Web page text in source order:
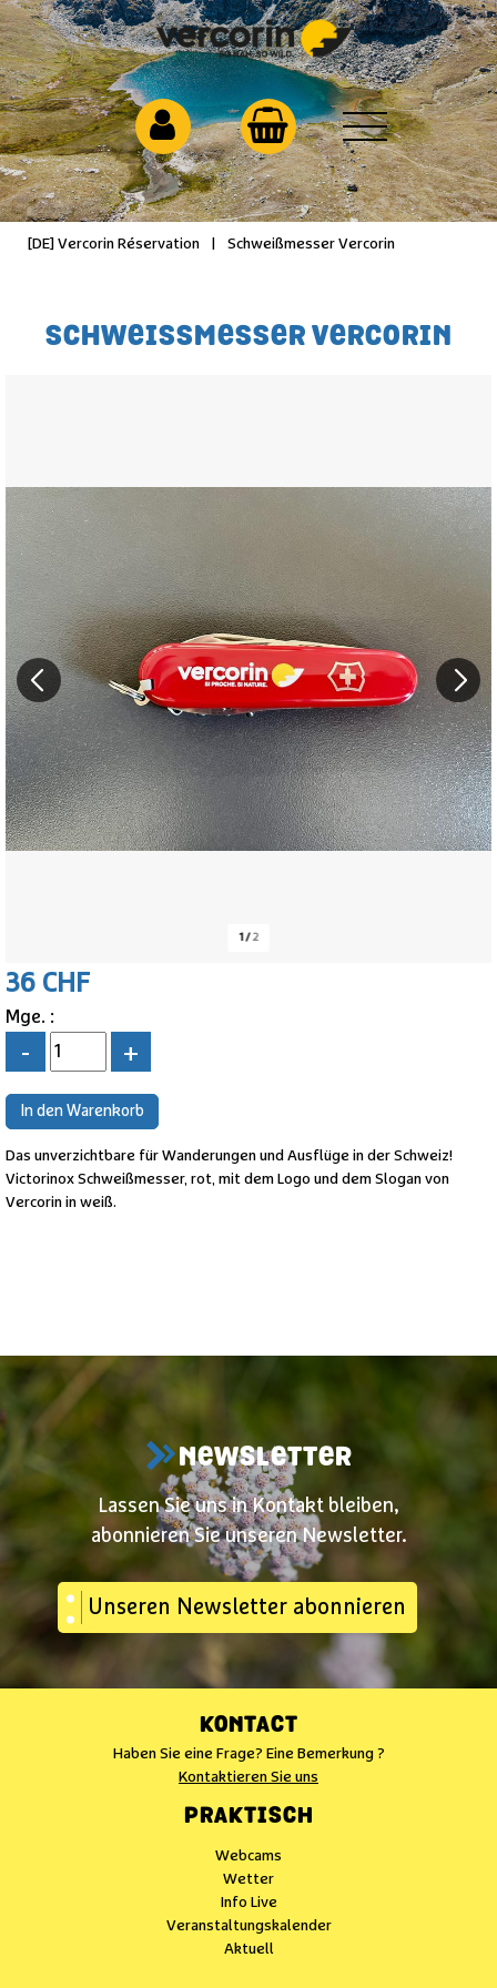
[DE] Vercorin Réservation Schweißmesser Vercorin
SCHWEISSMESSER VERCORIN
1 /2
36 CHF
Mge. :
- +
Das unverzichtbare für Wanderungen und Ausflüge in der Schweiz!
Victorinox Schweißmesser, rot, mit dem Logo und dem Slogan von
Vercorin in weiß.
NEWSLETTER
Lassen Sie uns in Kontakt bleiben,
abonnieren Sie unseren Newsletter.
Unseren Newsletter abonnieren
KONTACT
Haben Sie eine Frage? Eine Bemerkung ?
Kontaktieren Sie uns
PRAKTISCH
Webcams
Wetter
Info Live
Veranstaltungskalender
Aktuell